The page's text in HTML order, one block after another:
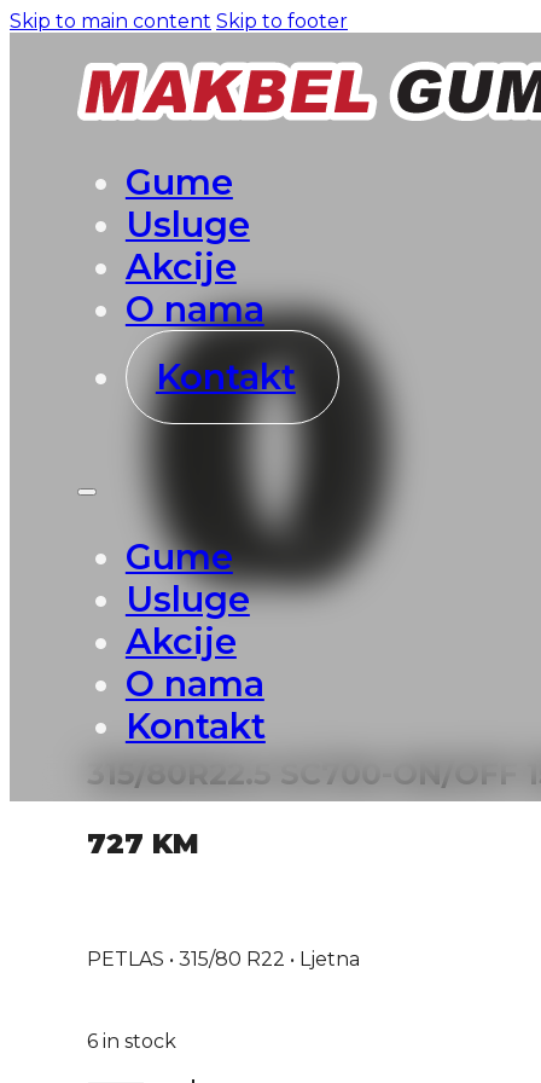
Skip to main content Skip to footer
Gume
Usluge
Akcije
O nama
Kontakt
Gume
Usluge
Akcije
O nama
Kontakt
315/80R22.5 SC700-ON/OFF
727 KM
PETLAS • 315/80 R22 • Ljetna
6 in stock